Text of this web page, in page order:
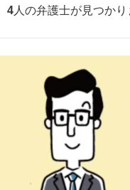
4 人の弁護士が見つかり